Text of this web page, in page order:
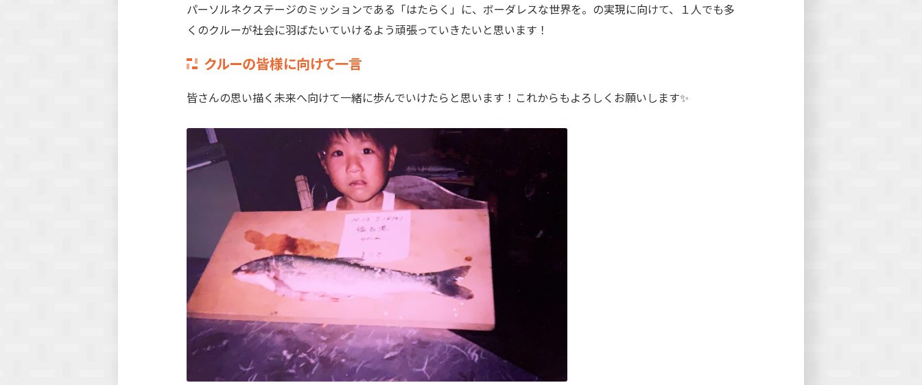
パーソルネクステージのミッションである「はたらく」に、ボーダレスな世界を。の実現に向けて、１人でも多
くのクルーが社会に羽ばたいていけるよう頑張っていきたいと思います！
クルーの皆様に向けて一言
皆さんの思い描く未来へ向けて一緒に歩んでいけたらと思います！これからもよろしくお願いします✨